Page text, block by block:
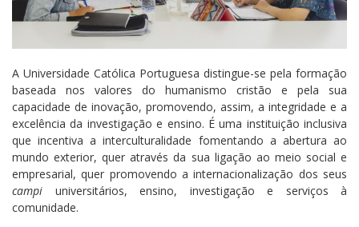
A Universidade Católica Portuguesa distingue-se pela formação
baseada nos valores do humanismo cristão e pela sua
capacidade de inovação, promovendo, assim, a integridade e a
excelência da investigação e ensino. É uma instituição inclusiva
que incentiva a interculturalidade fomentando a abertura ao
mundo exterior, quer através da sua ligação ao meio social e
empresarial, quer promovendo a internacionalização dos seus
campi universitários, ensino, investigação e serviços à
comunidade.